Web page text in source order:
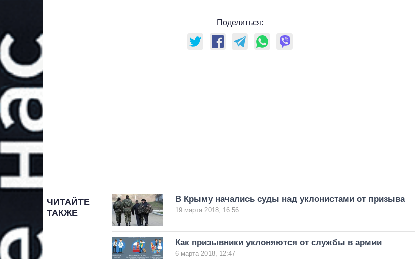
Поделиться:
ЧИТАЙТЕ
ТАКЖЕ
В Крыму начались суды над уклонистами от призыва
19 марта 2018, 16:56
Как призывники уклоняются от службы в армии
6 марта 2018, 12:47